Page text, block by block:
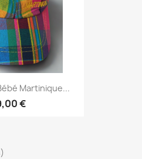
Martinique...
€